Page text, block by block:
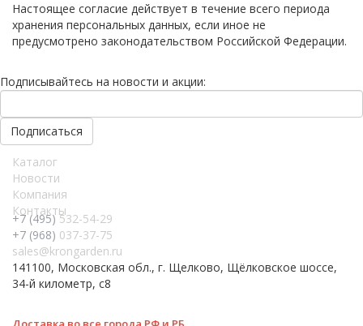
Настоящее согласие действует в течение всего периода
хранения персональных данных, если иное не
предусмотрено законодательством Российской Федерации.
Подписывайтесь на новости и акции:
Каталог
Новости
Компания
Контакты
+7 (495) 532-54-29
+7 (968) 037-37-75
sales@krongarden.ru
141100, Московская обл., г. Щелково, Щёлковское шоссе,
34-й километр, с8